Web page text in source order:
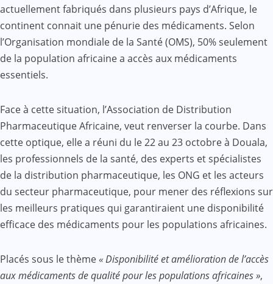
actuellement fabriqués dans plusieurs pays d’Afrique, le
continent connait une pénurie des médicaments. Selon
l’Organisation mondiale de la Santé (OMS), 50% seulement
de la population africaine a accès aux médicaments
essentiels.
Face à cette situation, l’Association de Distribution
Pharmaceutique Africaine, veut renverser la courbe. Dans
cette optique, elle a réuni du le 22 au 23 octobre à Douala,
les professionnels de la santé, des experts et spécialistes
de la distribution pharmaceutique, les ONG et les acteurs
du secteur pharmaceutique, pour mener des réflexions sur
les meilleurs pratiques qui garantiraient une disponibilité
efficace des médicaments pour les populations africaines.
Placés sous le thème« Disponibilité et amélioration de l’accès
aux médicaments de qualité pour les populations africaines »,